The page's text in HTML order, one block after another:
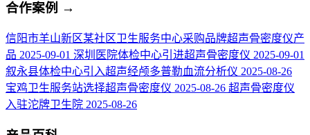
合作案例 →
信阳市羊山新区某社区卫生服务中心采购品牌超声骨密度仪产
品 2025-09-01 深圳医院体检中心引进超声骨密度仪 2025-09-01
叙永县体检中心引入超声经颅多普勒血流分析仪 2025-08-26
宝鸡卫生服务站选择超声骨密度仪 2025-08-26 超声骨密度仪
入驻沱牌卫生院 2025-08-26